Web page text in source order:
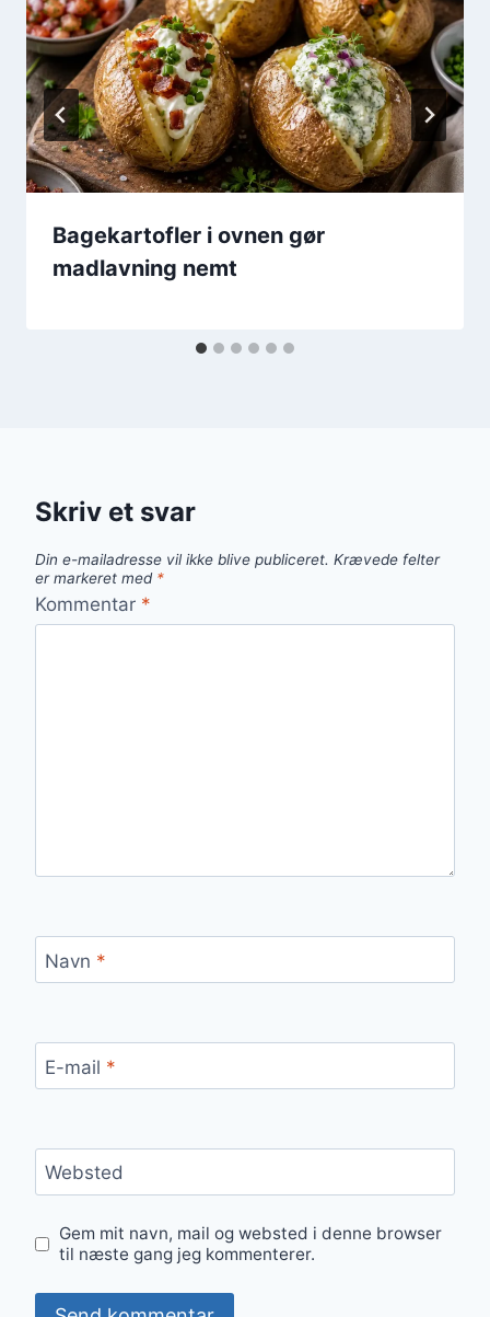
Bagekartofler i ovnen gør
madlavning nemt
Skriv et svar
Din e-mailadresse vil ikke blive publiceret. Krævede felter
er markeret med *
Kommentar *
Navn *
E-mail *
Websted
Gem mit navn, mail og websted i denne browser
til næste gang jeg kommenterer.